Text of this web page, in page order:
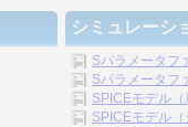
シミュレーシ
Sパラメータフ
Sパラメータフ
SPICEモデル
SPICEモデル